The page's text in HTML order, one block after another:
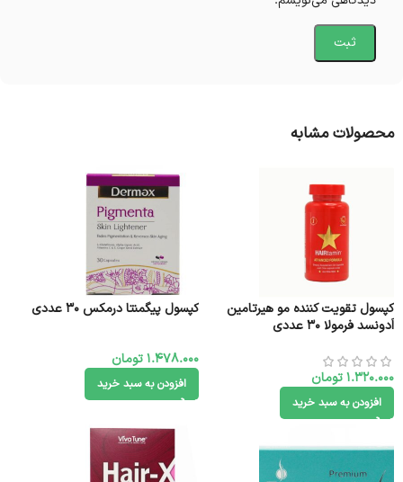
محصولات مشابه
کپسول تقویت کننده مو هیرتامین
اَدونسد فرمولا ۳۰ عددی
1.320.000تومان
افزودن به سبد خرید
کپسول پیگمنتا درمکس 30 عددی
1.478.000تومان
افزودن به سبد خرید